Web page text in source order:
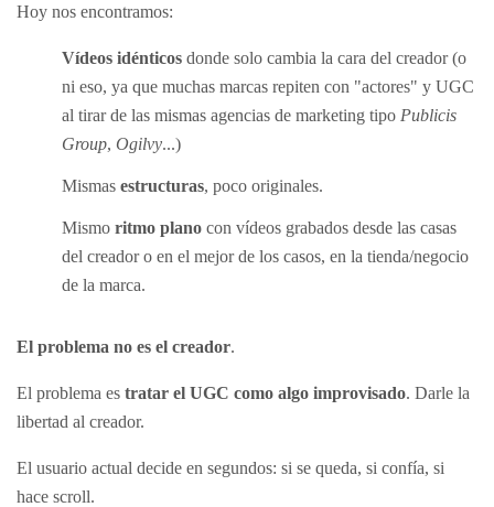
Hoy nos encontramos:
Vídeos idénticos donde solo cambia la cara del creador (o
ni eso, ya que muchas marcas repiten con "actores" y UGC
al tirar de las mismas agencias de marketing tipo Publicis
Group, Ogilvy...)
Mismas estructuras, poco originales.
Mismo ritmo plano con vídeos grabados desde las casas
del creador o en el mejor de los casos, en la tienda/negocio
de la marca.
El problema no es el creador.
El problema es tratar el UGC como algo improvisado. Darle la
libertad al creador.
El usuario actual decide en segundos: si se queda, si confía, si
hace scroll.